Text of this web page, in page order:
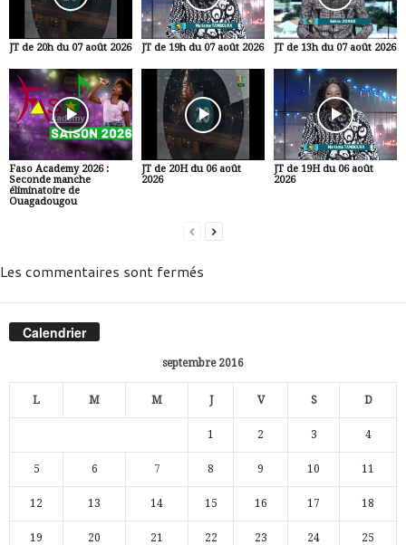
JT de 20h du 07 août 2026 JT de 19h du 07 août 2026 JT de 13h du 07 août 2026
Faso Academy 2026 :
Seconde manche
éliminatoire de
Ouagadougou
JT de 20H du 06 août
2026
JT de 19H du 06 août
2026
Les commentaires sont fermés
Calendrier
septembre 2016
L M M J V S D
1 2 3 4
5 6 7 8 9 10 11
12 13 14 15 16 17 18
19 20 21 22 23 24 25